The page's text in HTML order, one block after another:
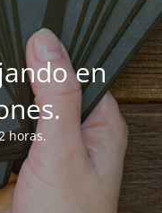
en
horas.